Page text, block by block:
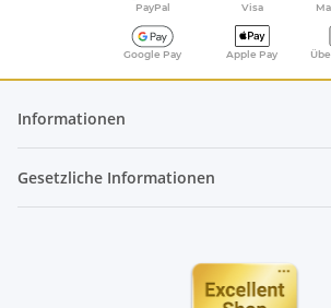
PayPal Visa
Google Pay Apple Pay
Informationen
Gesetzliche Informationen